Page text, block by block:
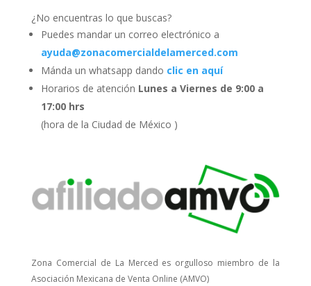
¿No encuentras lo que buscas?
Puedes mandar un correo electrónico a
ayuda@zonacomercialdelamerced.com
Mánda un whatsapp dando clic en aquí
Horarios de atención Lunes a Viernes de 9:00 a
17:00 hrs
(hora de la Ciudad de México )
Zona Comercial de La Merced es orgulloso miembro de la
Asociación Mexicana de Venta Online (AMVO)